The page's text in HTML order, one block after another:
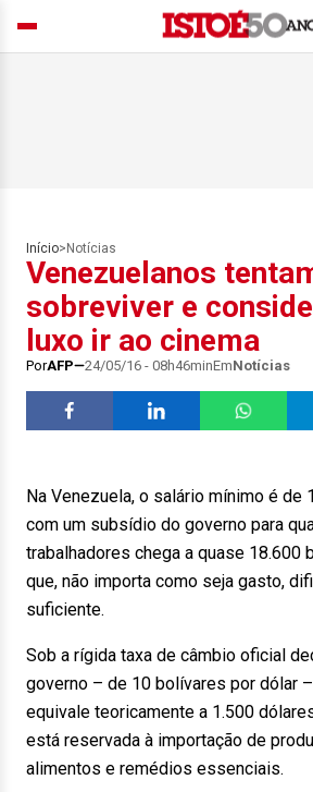
Início> Notícias
Venezuelanos
sobreviver e
luxo ir ao cinema
PorAFP 24/05/16 - 08h46minEmNotícias
Na Venezuela, o salário mínimo é de
com um subsídio do governo para
trabalhadores chega a quase 18.600
que, não importa como seja gasto,
suficiente.
Sob a rígida taxa de câmbio oficial
governo – de 10 bolívares por dólar
equivale teoricamente a 1.500
está reservada à importação de
alimentos e remédios essenciais.